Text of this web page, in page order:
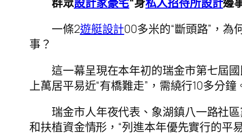
一條2遊艇設計00多米的“斷頭路”，為
事？
這一幕呈現在本年初的瑞金市第七屆
上萬居平易近“有橋難走”，需繞行10多分鐘
瑞金市人年夜代表、象湖鎮八一路社
和扶植資金情形，“列進本年優先實行的平